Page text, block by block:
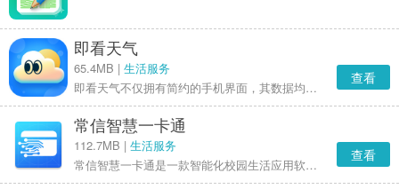
即看天气
65.4MB | 生活服务
即看天气不仅拥有简约的手机界面，其数据均来自业内权威机构，力求为用户提供精准的天气预报。此外，它还支持分钟级的气象预报与预警服务，并提供长达40天的天气趋势数据。
查看
常信智慧一卡通
112.7MB | 生活服务
常信智慧一卡通是一款智能化校园生活应用软件，它提供了多种便捷服务，让用户的校园生活更智慧、更便捷。应用界面简洁清晰，操作简单易学，具备丰富功能，能满足用户的各类需求。此外，它十分重视用户的信息安全与隐私保护，确保用户使用时无后顾之忧。总而言之，常信智慧一卡通是一款实用且便捷的校园生活好帮手。
查看